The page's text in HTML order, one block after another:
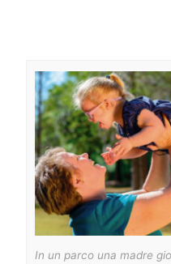
In un parco una madre